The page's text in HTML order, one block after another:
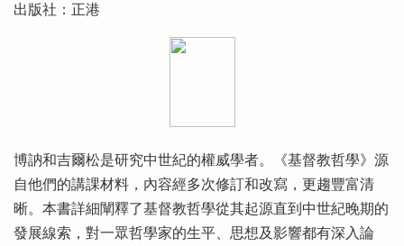
出版社：正港
博訥和吉爾松是研究中世紀的權威學者。《基督教哲學》源
自他們的講課材料，內容經多次修訂和改寫，更趨豐富清
晰。本書詳細闡釋了基督教哲學從其起源直到中世紀晚期的
發展線索，對一眾哲學家的生平、思想及影響都有深入論